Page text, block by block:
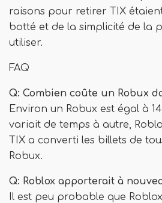
raisons pour retirer TIX
botté et de la simplicité de la
utiliser.
FAQ
Q: Combien coûte un Robux
Environ un Robux est égal à
variait de temps à autre,
TIX a converti les billets de
Robux.
Q: Roblox apporterait à
Il est peu probable que